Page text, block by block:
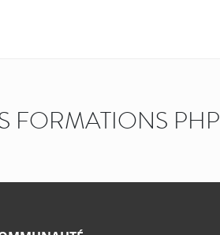
FORMATIONS PHP